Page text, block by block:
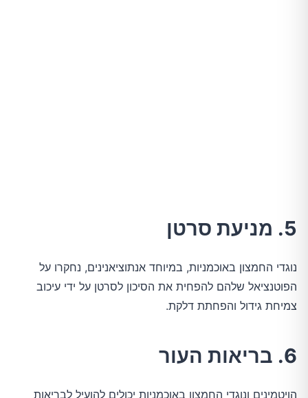
5. מניעת סרטן
נוגדי החמצון באוכמניות, במיוחד אנתוציאנינים, נחקרו על
הפוטנציאל שלהם להפחית את הסיכון לסרטן על ידי עיכוב
צמיחת גידול והפחתת דלקת.
6. בריאות העור
הויטמינים ונוגדי החמצון באוכמניות יכולים להועיל לבריאות